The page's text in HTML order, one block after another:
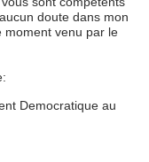
doute dans mon
moment venu par le
Democratique au